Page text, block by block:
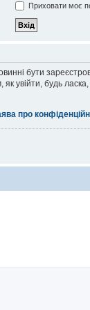
Приховати моє
бути
як увійти, будь
про